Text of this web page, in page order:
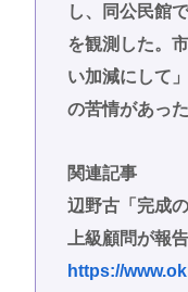
し、同公民館
を観測した。
い加減にして
の苦情があった
関連記事
辺野古「完成
上級顧問が報
https://